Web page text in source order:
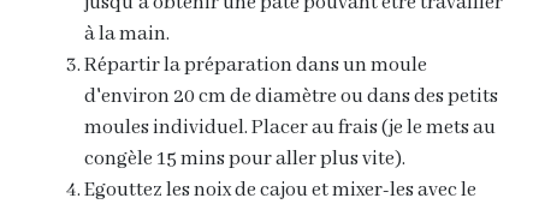
à la main.
Répartir la préparation dans un moule
d'environ 20 cm de diamètre ou dans des petits
moules individuel. Placer au frais (je le mets au
congèle 15 mins pour aller plus vite).
Egouttez les noix de cajou et mixer-les avec le